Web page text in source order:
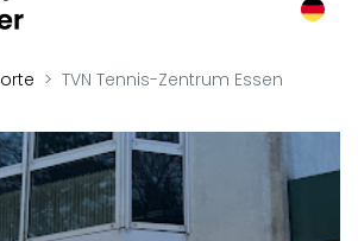
TVN Tennis-Zentrum Essen